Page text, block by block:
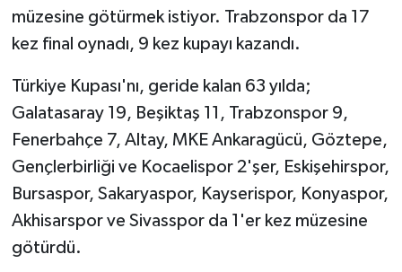
müzesine götürmek istiyor. Trabzonspor da 17
kez final oynadı, 9 kez kupayı kazandı.
Türkiye Kupası'nı, geride kalan 63 yılda;
Galatasaray 19, Beşiktaş 11, Trabzonspor 9,
Fenerbahçe 7, Altay, MKE Ankaragücü, Göztepe,
Gençlerbirliği ve Kocaelispor 2'şer, Eskişehirspor,
Bursaspor, Sakaryaspor, Kayserispor, Konyaspor,
Akhisarspor ve Sivasspor da 1'er kez müzesine
götürdü.